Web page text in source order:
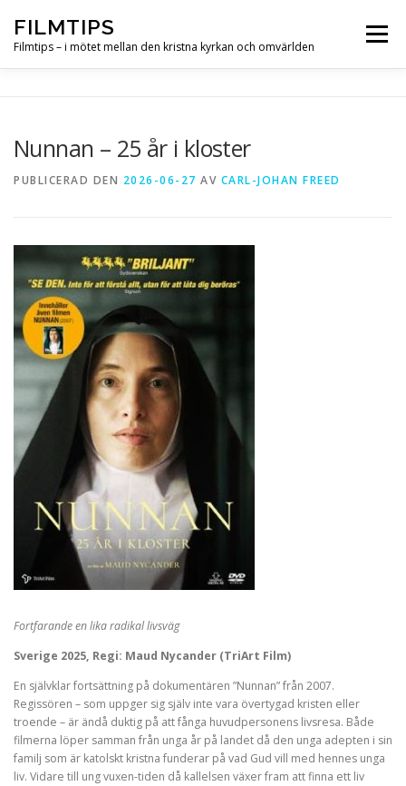
innehåll
FILMTIPS
Filmtips – i mötet mellan den kristna kyrkan och omvärlden
Meny
Nunnan – 25 år i kloster
PUBLICERAD DEN 2026-06-27 AV CARL-JOHAN FREED
Fortfarande en lika radikal livsväg
Sverige 2025, Regi: Maud Nycander (TriArt Film)
En självklar fortsättning på dokumentären ”Nunnan” från 2007.
Regissören – som uppger sig själv inte vara övertygad kristen eller
troende – är ändå duktig på att fånga huvudpersonens livsresa. Både
filmerna löper samman från unga år på landet då den unga adepten i sin
familj som är katolskt kristna funderar på vad Gud vill med hennes unga
liv. Vidare till ung vuxen-tiden då kallelsen växer fram att finna ett liv